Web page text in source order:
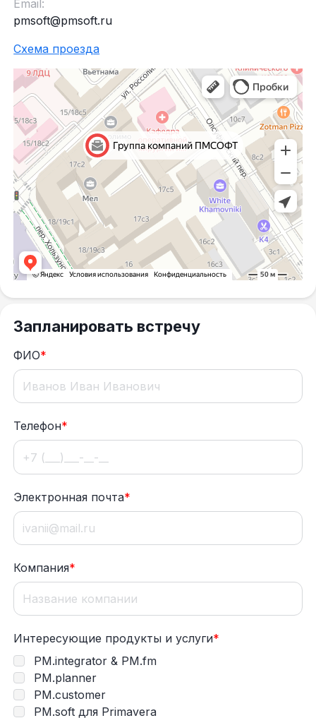
Email:
pmsoft@pmsoft.ru
Схема проезда
Запланировать встречу
ФИО*
Телефон*
Электронная почта*
Компания*
Интересующие продукты и услуги*
PM.integrator & PM.fm
PM.planner
PM.customer
PM.soft для Primavera